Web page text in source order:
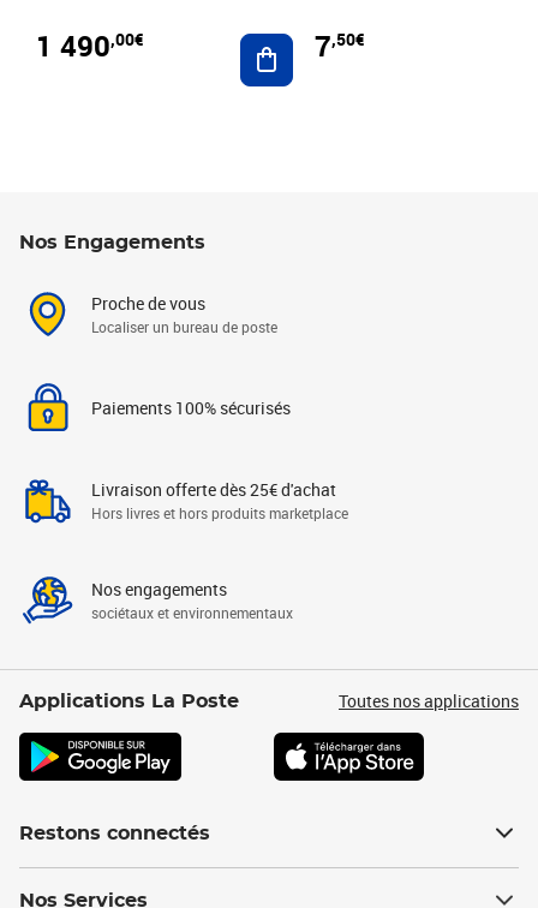
1 490,00€ Ajouter au panier
7,50€
Nos Engagements
Proche de vous
Localiser un bureau de poste
Paiements 100% sécurisés
Livraison offerte dès 25€ d'achat
Hors livres et hors produits marketplace
Nos engagements
sociétaux et environnementaux
Applications La Poste Toutes nos applications
Restons connectés
Nos Services